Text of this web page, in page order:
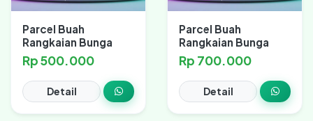
Parcel Buah
Rangkaian Bunga
Rp 500.000
Detail
Parcel Buah
Rangkaian Bunga
Rp 700.000
Detail